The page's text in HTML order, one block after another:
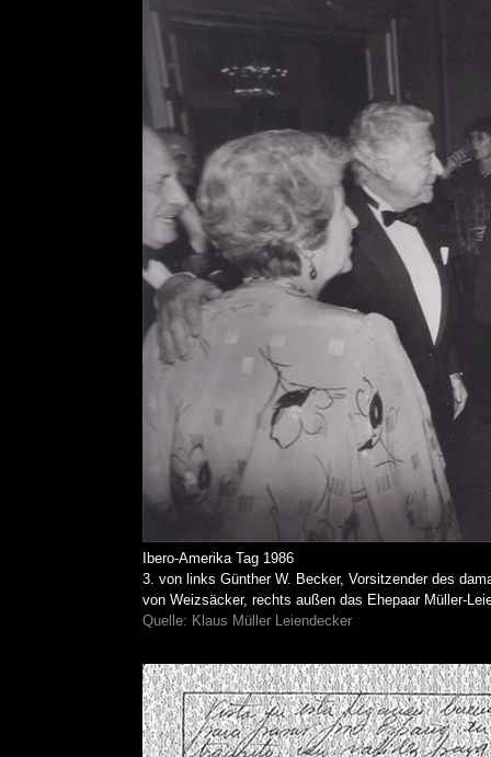
Ibero-Amerika Tag 1986
3. von links Günther W. Becker, Vorsitzender des
von Weizsäcker, rechts außen das Ehepaar Müller-
Quelle: Klaus Müller Leiendecker